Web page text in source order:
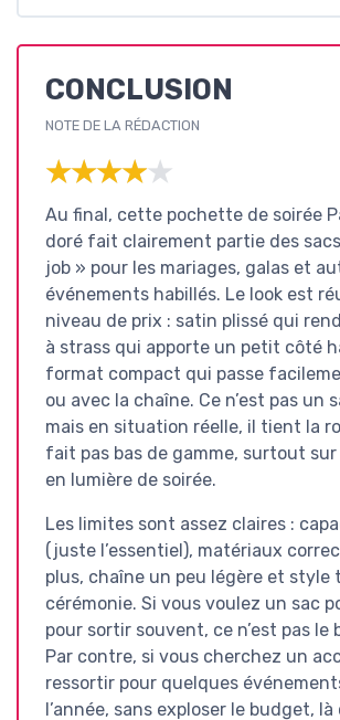
CONCLUSION
NOTE DE LA RÉDACTION
★★★★★
★★★★★
Au final, cette pochette de soirée
doré fait clairement partie des
job » pour les mariages, galas et
événements habillés. Le look est
niveau de prix : satin plissé qui
à strass qui apporte un petit côté
format compact qui passe
ou avec la chaîne. Ce n’est pas un
mais en situation réelle, il tient la
fait pas bas de gamme, surtout
en lumière de soirée.
Les limites sont assez claires :
(juste l’essentiel), matériaux
plus, chaîne un peu légère et style
cérémonie. Si vous voulez un sac
pour sortir souvent, ce n’est pas le
Par contre, si vous cherchez un
ressortir pour quelques
l’année, sans exploser le budget,